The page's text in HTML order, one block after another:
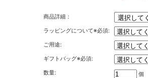
商品詳細：
ラッピングについて※必須:
ご用途:
ギフトバッグ※必須:
数量:
個